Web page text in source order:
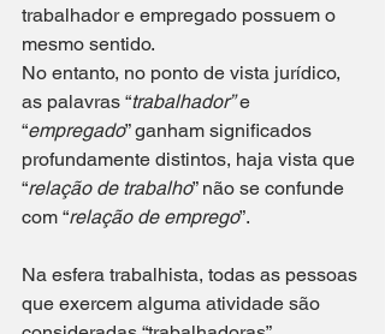
trabalhador e empregado possuem o
mesmo sentido.
No entanto, no ponto de vista jurídico,
as palavras “trabalhador” e
“empregado” ganham significados
profundamente distintos, haja vista que
“relação de trabalho” não se confunde
com “relação de emprego”.
Na esfera trabalhista, todas as pessoas
que exercem alguma atividade são